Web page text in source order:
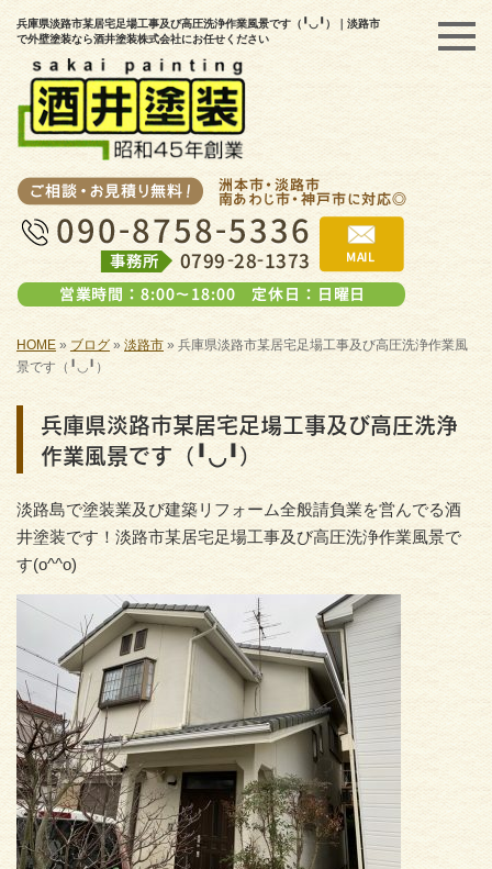
兵庫県淡路市某居宅足場工事及び高圧洗浄作業風景です（╹◡╹）｜淡路市
で外壁塗装なら酒井塗装株式会社にお任せください
HOME » ブログ» 淡路市 » 兵庫県淡路市某居宅足場工事及び高圧洗浄作業風
景です（╹◡╹）
兵庫県淡路市某居宅足場工事及び高圧洗浄
作業風景です（╹◡╹）
淡路島で塗装業及び建築リフォーム全般請負業を営んでる酒
井塗装です！淡路市某居宅足場工事及び高圧洗浄作業風景で
す(o^^o)